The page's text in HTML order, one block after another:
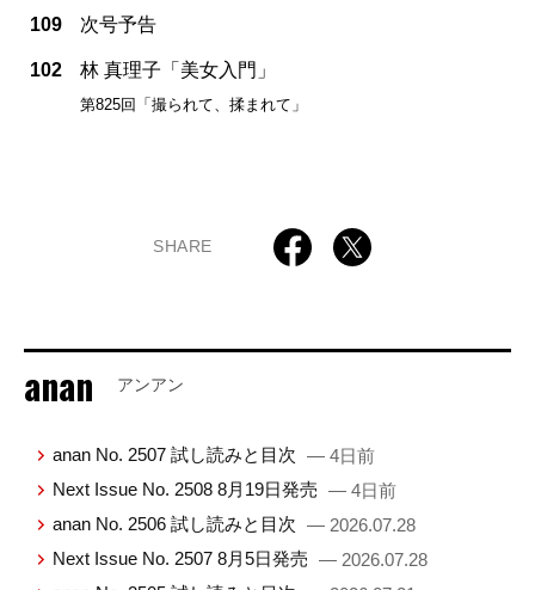
109 次号予告
102 林 真理子「美女入門」
第825回「撮られて、揉まれて」
SHARE
anan アンアン
anan No. 2507 試し読みと目次 — 4日前
Next Issue No. 2508 8月19日発売 — 4日前
anan No. 2506 試し読みと目次 — 2026.07.28
Next Issue No. 2507 8月5日発売 — 2026.07.28